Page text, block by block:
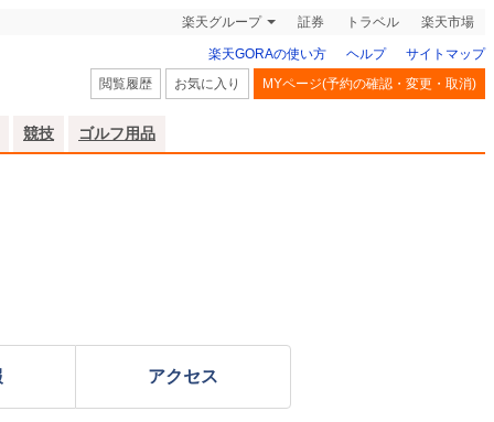
楽天グループ 証券 トラベル 楽天市場
楽天GORAの使い方 ヘルプ
サイトマップ
閲覧履歴
お気に入り MYページ(予約の確認・変更・取消)
競技 ゴルフ用品
アクセス